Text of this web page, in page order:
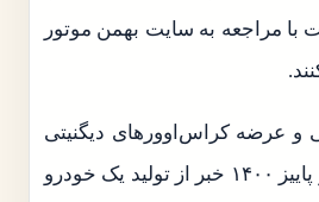
با مراجعه به سایت بهمن موتور
و عرضه کراس‌اوورهای دیگنیتی
پرایم و فیدلیتی پرایم، در پاییز ۱۴۰۰ خبر از تولید یک خودرو